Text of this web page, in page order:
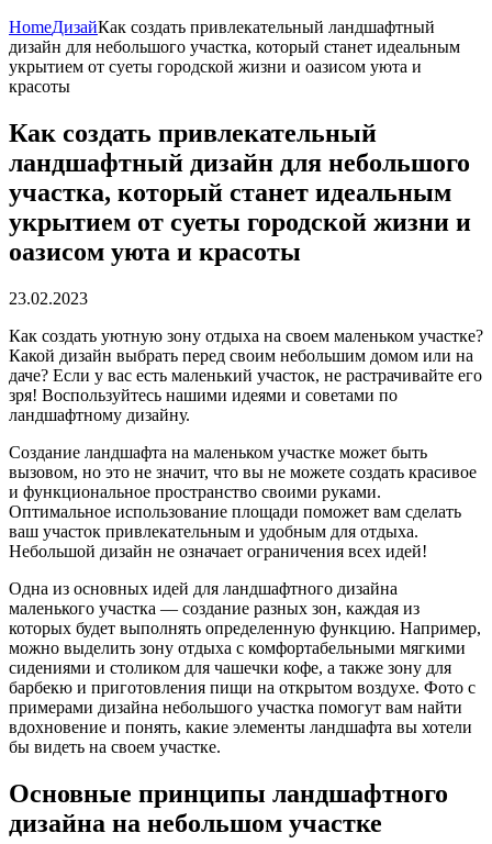
HomeДизайКак создать привлекательный ландшафтный
дизайн для небольшого участка, который станет идеальным
укрытием от суеты городской жизни и оазисом уюта и
красоты
Как создать привлекательный
ландшафтный дизайн для небольшого
участка, который станет идеальным
укрытием от суеты городской жизни и
оазисом уюта и красоты
23.02.2023
Как создать уютную зону отдыха на своем маленьком участке?
Какой дизайн выбрать перед своим небольшим домом или на
даче? Если у вас есть маленький участок, не растрачивайте его
зря! Воспользуйтесь нашими идеями и советами по
ландшафтному дизайну.
Создание ландшафта на маленьком участке может быть
вызовом, но это не значит, что вы не можете создать красивое
и функциональное пространство своими руками.
Оптимальное использование площади поможет вам сделать
ваш участок привлекательным и удобным для отдыха.
Небольшой дизайн не означает ограничения всех идей!
Одна из основных идей для ландшафтного дизайна
маленького участка — создание разных зон, каждая из
которых будет выполнять определенную функцию. Например,
можно выделить зону отдыха с комфортабельными мягкими
сидениями и столиком для чашечки кофе, а также зону для
барбекю и приготовления пищи на открытом воздухе. Фото с
примерами дизайна небольшого участка помогут вам найти
вдохновение и понять, какие элементы ландшафта вы хотели
бы видеть на своем участке.
Основные принципы ландшафтного
дизайна на небольшом участке